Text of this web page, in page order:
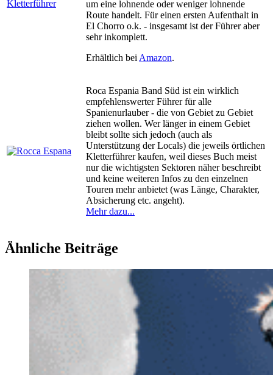
um eine lohnende oder weniger lohnende
Route handelt. Für einen ersten Aufenthalt in
El Chorro o.k. - insgesamt ist der Führer aber
sehr inkomplett.
Erhältlich bei Amazon.
Roca Espania Band Süd ist ein wirklich
empfehlenswerter Führer für alle
Spanienurlauber - die von Gebiet zu Gebiet
ziehen wollen. Wer länger in einem Gebiet
bleibt sollte sich jedoch (auch als
Unterstützung der Locals) die jeweils örtlichen
Kletterführer kaufen, weil dieses Buch meist
nur die wichtigsten Sektoren näher beschreibt
und keine weiteren Infos zu den einzelnen
Touren mehr anbietet (was Länge, Charakter,
Absicherung etc. angeht).
Mehr dazu...
Ähnliche Beiträge